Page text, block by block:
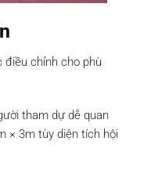
điều chỉnh cho phù
tham dự dễ quan
× 3m tùy diện tích hội